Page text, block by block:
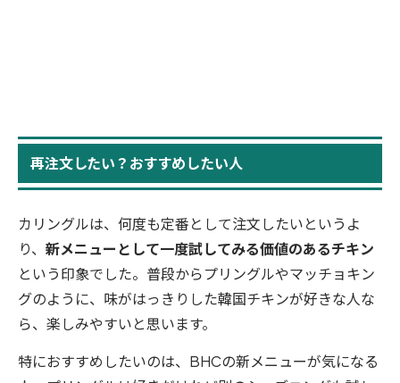
再注文したい？おすすめしたい人
カリングルは、何度も定番として注文したいというよ
り、 新メニューとして一度試してみる価値のあるチキン
という印象でした。普段からプリングルやマッチョキン
グのように、味がはっきりした韓国チキンが好きな人な
ら、楽しみやすいと思います。
特におすすめしたいのは、BHCの新メニューが気になる